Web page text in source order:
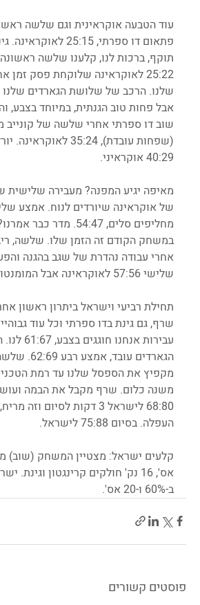
עוד הטבעה אוקראינית וגם שלשה
פתאום דו ספרתי, 25:15
תוקף, ברכות לנו, קלענו שלשה
שלנו. הרכב של שלושת הגארדים
אבל פחות טוב הגנתית, במיוחד בצבע,
שוב דו ספרתי אחרי שלשה של קונייב
(שפחות עובדת), 35:24
40:29 אוקראיני.
מאיפה יגיע המפנה? מעבירה שלישית
מחליפים סלים, 54:47. מדר
אחרי עבודה נהדרת של שגב בהגנה
שלישי 57:56 לאוקראינה אבל המומנטום לחלוטין שלנו.
תחילת רביעי וישראל ביתרון ראשון
שרף, גם גינת בדו ספרתי וכל עוד
עבירות
הגארדים
מקפיץ את הספסל שלנו עד רמת
משנה כלום. שרף מקבל את הבמה
68:80 לישראל 3 דקות לסיום
העפלה. בסיום 75:88 לישראל.
ב-60% ו-20 אס'.
פוסטים קשורים